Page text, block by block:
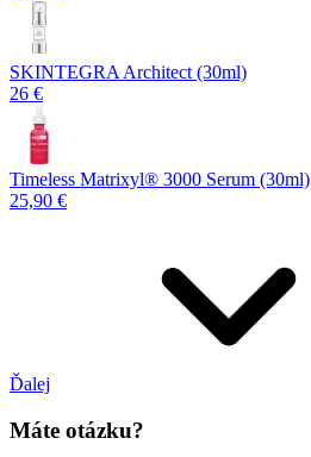
SKINTEGRA Architect (30ml)
26 €
Timeless Matrixyl®️ 3000 Serum (30ml)
25,90 €
Ďalej
Máte otázku?